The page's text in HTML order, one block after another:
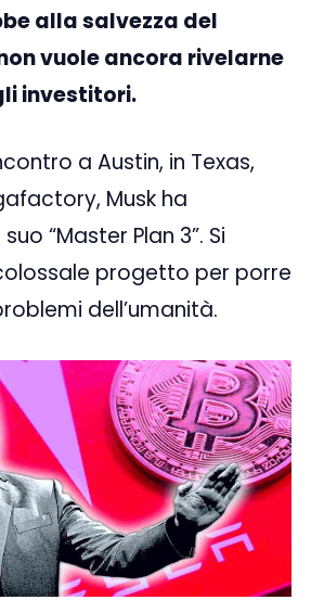
alla salvezza del
vuole ancora rivelarne
investitori.
a Austin, in Texas,
Musk ha
“Master Plan 3”. Si
progetto per porre
dell’umanità.